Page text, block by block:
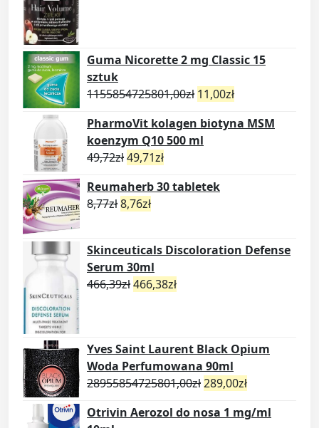
Guma Nicorette 2 mg Classic 15
sztuk
1155854725801,00zł 11,00zł
PharmoVit kolagen biotyna MSM
koenzym Q10 500 ml
49,72zł49,71zł
Reumaherb 30 tabletek
8,77zł8,76zł
Skinceuticals Discoloration Defense
Serum 30ml
466,39zł466,38zł
Yves Saint Laurent Black Opium
Woda Perfumowana 90ml
28955854725801,00zł289,00zł
Otrivin Aerozol do nosa 1 mg/ml